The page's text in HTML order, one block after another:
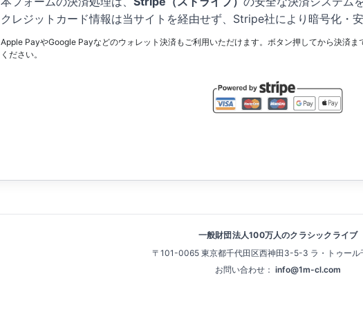
クレジットカード情報は当サイトを経由せず、Stripe社により暗号化・安
Apple PayやGoogle Payなどのウォレット決済もご利用いただけます。ボタン押してから決済
ください。
一般財団法人100万人のクラシックライブ
〒101-0065 東京都千代田区西神田3-5-3 ラ・トゥール
お問い合わせ： info@1m-cl.com